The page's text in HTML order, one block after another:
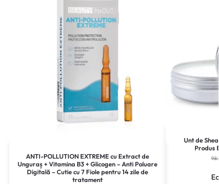
ANTI-POLLUTION EXTREME cu Extract de
Unguraș + Vitamina B3 + Glicogen – Anti Poluare
Digitală – Cutie cu 7 Fiole pentru 14 zile de
tratament
Unt de
Produs